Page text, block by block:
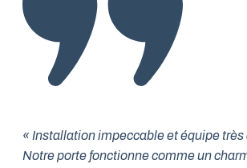
« Installation impeccable et équipe très
Notre porte fonctionne comme un